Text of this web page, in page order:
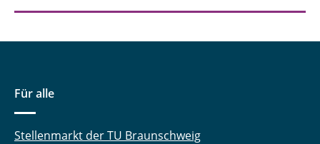
Für alle
Stellenmarkt der TU Braunschweig